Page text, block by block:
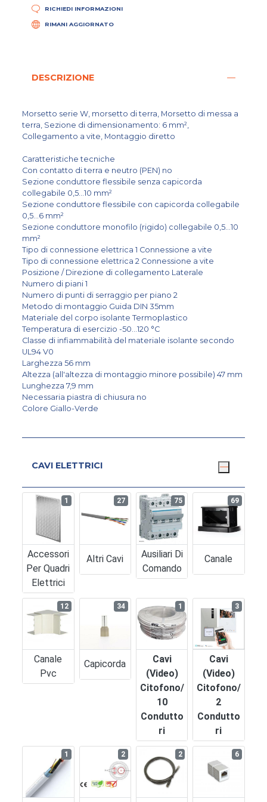
RICHIEDI INFORMAZIONI
RIMANI AGGIORNATO
DESCRIZIONE
Morsetto serie W, morsetto di terra, Morsetto di messa a
terra, Sezione di dimensionamento: 6 mm²,
Collegamento a vite, Montaggio diretto
Caratteristiche tecniche
Con contatto di terra e neutro (PEN) no
Sezione conduttore flessibile senza capicorda
collegabile 0,5...10 mm²
Sezione conduttore flessibile con capicorda collegabile
0,5...6 mm²
Sezione conduttore monofilo (rigido) collegabile 0,5...10
mm²
Tipo di connessione elettrica 1 Connessione a vite
Tipo di connessione elettrica 2 Connessione a vite
Posizione / Direzione di collegamento Laterale
Numero di piani 1
Numero di punti di serraggio per piano 2
Metodo di montaggio Guida DIN 35mm
Materiale del corpo isolante Termoplastico
Temperatura di esercizio -50...120 °C
Classe di infiammabilità del materiale isolante secondo
UL94 V0
Larghezza 56 mm
Altezza (all'altezza di montaggio minore possibile) 47 mm
Lunghezza 7,9 mm
Necessaria piastra di chiusura no
Colore Giallo-Verde
CAVI ELETTRICI
Accessori
Per Quadri
Elettrici
1
Altri Cavi
27
Ausiliari Di
Comando
75
Canale
69
Canale
Pvc
12
Capicorda
34
Cavi
(video)
Citofono/
10
Condutto
Ri
1
Cavi
(video)
Citofono/
2
Condutto
Ri
3
1 2 2 6